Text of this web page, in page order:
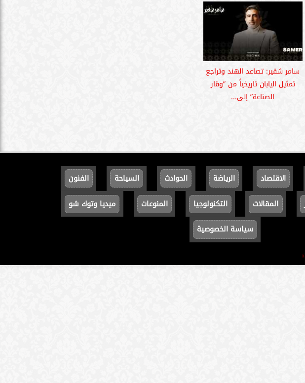
سامر شقير: تصاعد الهند وتراجع
تمثيل اليابان تاريخياً من ”وقار
الصناعة” إلى...
الاقتصاد الرياضة الحوادث السياحة
الفنون
المقالات التكنولوجيا المنوعات
ميديا وتوك شو
سياسة الخصوصية